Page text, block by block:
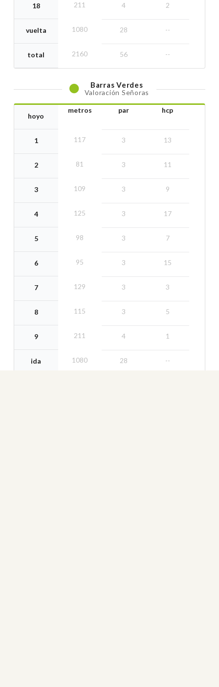
18
vuelta
total
211
1080
2160
4
28
56
2
--
--
BarrasVerdes
Valoración Señoras
hoyo
1
2
3
4
5
6
7
8
9
ida
metros
117
81
109
125
98
95
129
115
211
1080
par
3
3
3
3
3
3
3
3
4
28
hcp
13
11
9
17
7
15
3
5
1
--